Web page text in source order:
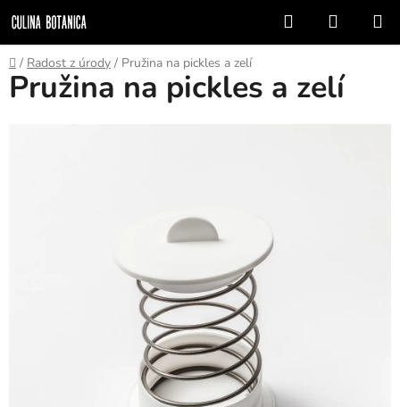
na
obsah
Hľadať
KOŠÍK
Domov
/ Radost z úrody / Pružina na pickles a zelí
Pružina na pickles a zelí